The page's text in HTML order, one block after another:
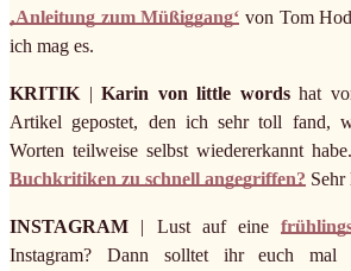
‚Anleitung zum Müßiggang‘ von Tom
ich mag es.
KRITIK | Karin von little wordshat
Artikel gepostet, den ich sehr toll fand,
Worten teilweise selbst wiedererkannt
Buchkritiken zu schnell angegriffen? Sehr
INSTAGRAM | Lust auf eine
Instagram? Dann solltet ihr euch mal